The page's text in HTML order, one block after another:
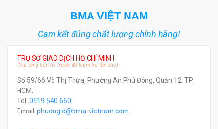
BMA VIỆT NAM
Cam kết đúng chất lượng chính hãng!
TRỤ SỞ GIAO DỊCH HỒ CHÍ MINH
(Vui lòng liên hệ trước để kiểm tra tồn kho)
Số 59/66 Võ Thị Thừa, Phường An Phú Đông, Quận 12, TP.
HCM.
Tel: 0919.540.660
Email: phuong.d@bma-vietnam.com